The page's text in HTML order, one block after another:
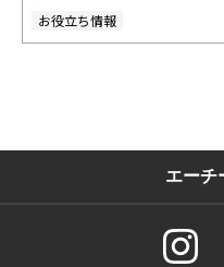
お役立ち情報
エーチ